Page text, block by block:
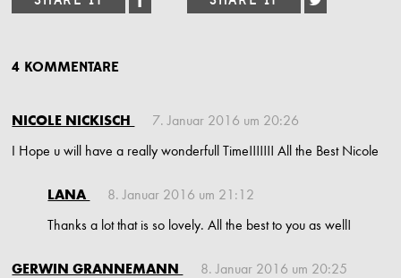
4 KOMMENTARE
NICOLE NICKISCH
7. Januar 2016 um 20:26
I Hope u will have a really wonderfull Time!!!!!!! All the Best Nicole
LANA
8. Januar 2016 um 21:12
Thanks a lot that is so lovely. All the best to you as well!
GERWIN GRANNEMANN
8. Januar 2016 um 20:25